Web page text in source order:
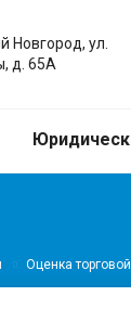
Новгород, ул.
д. 65А
Оценка